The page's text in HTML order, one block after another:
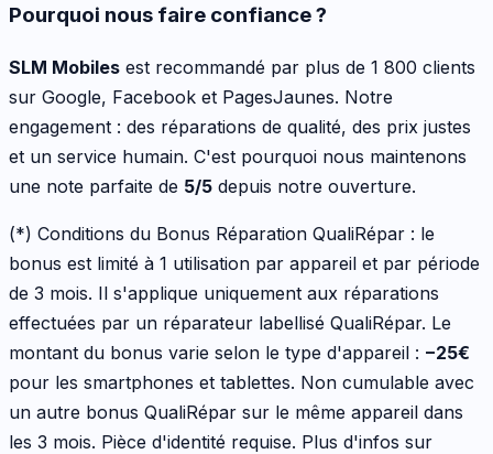
Pourquoi nous faire confiance ?
SLM Mobiles est recommandé par plus de 1 800 clients
sur Google, Facebook et PagesJaunes. Notre
engagement : des réparations de qualité, des prix justes
et un service humain. C'est pourquoi nous maintenons
une note parfaite de 5/5 depuis notre ouverture.
(*) Conditions du Bonus Réparation QualiRépar : le
bonus est limité à 1 utilisation par appareil et par période
de 3 mois. Il s'applique uniquement aux réparations
effectuées par un réparateur labellisé QualiRépar. Le
montant du bonus varie selon le type d'appareil : −25€
pour les smartphones et tablettes. Non cumulable avec
un autre bonus QualiRépar sur le même appareil dans
les 3 mois. Pièce d'identité requise. Plus d'infos sur